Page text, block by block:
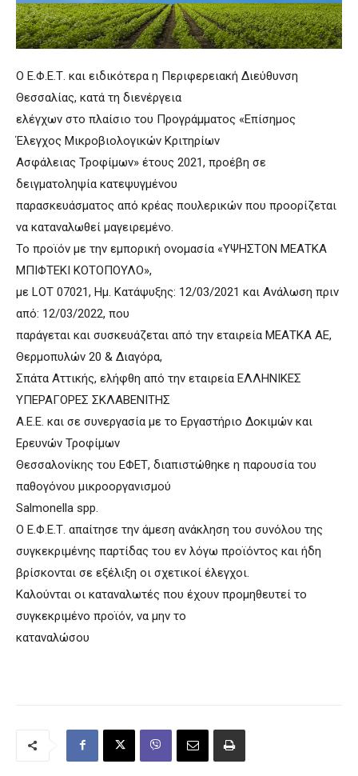
Ο Ε.Φ.Ε.Τ. και ειδικότερα η Περιφερειακή Διεύθυνση
Θεσσαλίας, κατά τη διενέργεια
ελέγχων στο πλαίσιο του Προγράμματος «Επίσημος
Έλεγχος Μικροβιολογικών Κριτηρίων
Ασφάλειας Τροφίμων» έτους 2021, προέβη σε
δειγματοληψία κατεψυγμένου
παρασκευάσματος από κρέας πουλερικών που προορίζεται
να καταναλωθεί μαγειρεμένο.
Το προϊόν με την εμπορική ονομασία «ΥΨΗΣΤΟΝ ΜΕΑΤΚΑ
ΜΠΙΦΤΕΚΙ ΚΟΤΟΠΟΥΛΟ»,
με LOT 07021, Ημ. Κατάψυξης: 12/03/2021 και Ανάλωση πριν
από: 12/03/2022, που
παράγεται και συσκευάζεται από την εταιρεία ΜΕΑΤΚΑ ΑΕ,
Θερμοπυλών 20 & Διαγόρα,
Σπάτα Αττικής, ελήφθη από την εταιρεία ΕΛΛΗΝΙΚΕΣ
ΥΠΕΡΑΓΟΡΕΣ ΣΚΛΑΒΕΝΙΤΗΣ
Α.Ε.Ε. και σε συνεργασία με το Εργαστήριο Δοκιμών και
Ερευνών Τροφίμων
Θεσσαλονίκης του ΕΦΕΤ, διαπιστώθηκε η παρουσία του
παθογόνου μικροοργανισμού
Salmonella spp.
Ο Ε.Φ.Ε.Τ. απαίτησε την άμεση ανάκληση του συνόλου της
συγκεκριμένης παρτίδας του εν λόγω προϊόντος και ήδη
βρίσκονται σε εξέλιξη οι σχετικοί έλεγχοι.
Καλούνται οι καταναλωτές που έχουν προμηθευτεί το
συγκεκριμένο προϊόν, να μην το
καταναλώσου